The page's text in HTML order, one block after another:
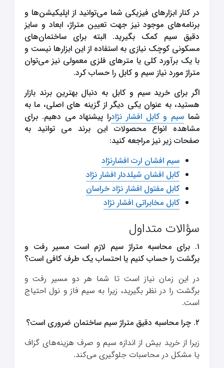
در کنار ابزارهای فیزیکی شما می‌توانید از اپلیکیشن‌ها و
برنامه‌های موجود نیز جهت تعیین متراژ، ابعاد و سایز
دقیق سیم کمک بگیرید. البته برای ساختمان‌های
مسکونی کوچک نیازی به استفاده از این ابزارها نیست و
با یک برآورد کلی یا مترهای فلزی معمولی نیز می‌توان
متراژ مورد نیاز سیم و کابل را حساب کرد.
اگر برای خرید سیم و کابل به دنبال بهترین برند بازار
هستید، به عنوان یکی دیگر از گزینه های اصلی، ما به
شما سیم و کابل افشار نژادرا پیشنهاد می دهیم. برای
مشاهده انواع محصولات این برند می توانید به
صفحات زیر نیز مراجعه کنید:
سیم افشان ارت افشارنژاد
کابل افشان شیلددار افشار نژاد
کابل مفتول افشار نژاد خراسان
کابل مخابراتی افشار نژاد
سؤالات متداول
۱. برای محاسبه متراژ سیم لازم است مسیر رفت و
برگشت را حساب کنیم یا احتساب یک طرف کافی است؟
در این زمان نیاز است تا شما هر دو مسیر رفت و
برگشت را در نظر بگیرید، زیرا به سیم فاز و نول احتیاج
است.
۲. چرا محاسبه دقیق متراژ سیم ساختمان ضروری است؟
زیرا از خرید بیش از اندازه سیم و صرف هزینه‌های گزاف
یا مشکل در محاسبات جلوگیری می‌کند.